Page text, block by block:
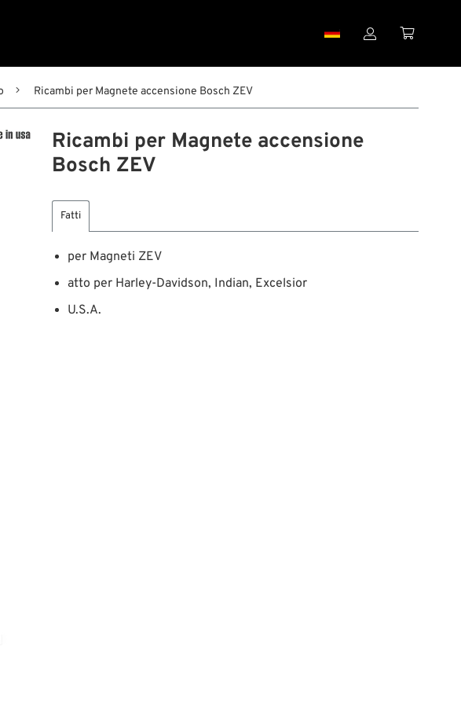
 
Ricambi per Magnete accensione Bosch ZEV
Ricambi per Magnete accensione
Bosch ZEV
Fatti
per Magneti ZEV
atto per Harley-Davidson, Indian, Excelsior
U.S.A.